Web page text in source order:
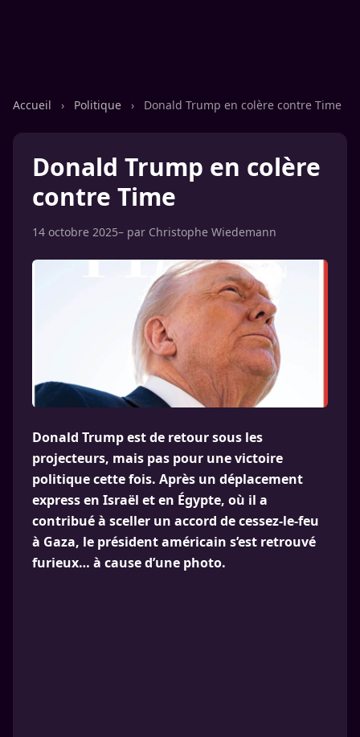
Accueil › Politique › Donald Trump en colère contre Time
Donald Trump en colère
contre Time
14 octobre 2025– par Christophe Wiedemann
Donald Trump est de retour sous les
projecteurs, mais pas pour une victoire
politique cette fois. Après un déplacement
express en Israël et en Égypte, où il a
contribué à sceller un accord de cessez-le-feu
à Gaza, le président américain s’est retrouvé
furieux… à cause d’une photo.